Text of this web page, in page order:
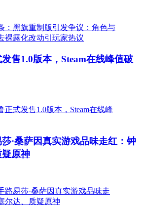
售1.0版本，Steam在线峰值破
·桑萨因真实游戏品味走红：钟
原神